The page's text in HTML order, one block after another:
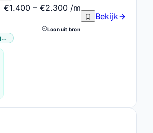
Maaltijdcheques
€1.400 – €2.300 /m
Loon uit bron
Bekijk